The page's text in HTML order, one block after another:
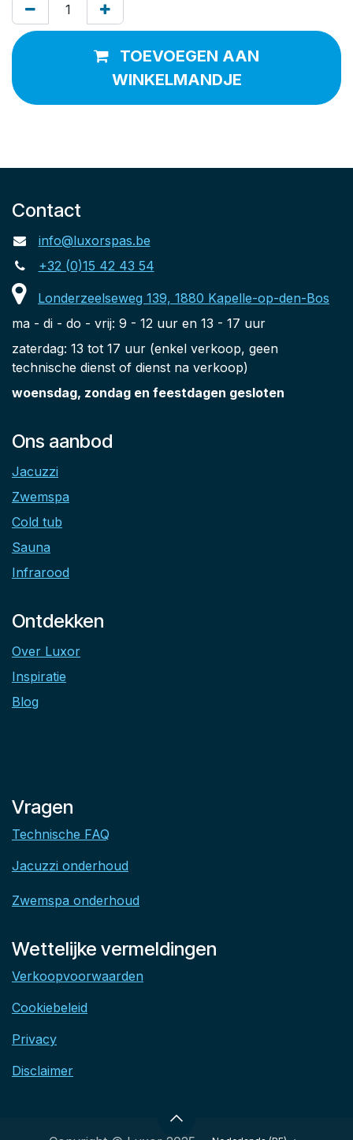
TOEVOEGEN AAN
WINKELMANDJE
Contact
info@luxorspas.be
+32 (0)15 42 43 54
Londerzeelseweg 139, 1880 Kapelle-op-den-Bos
ma - di - do - vrij: 9 - 12 uur en 13 - 17 uur
zaterdag: 13 tot 17 uur (enkel verkoop, geen
technische dienst of dienst na verkoop)
woensdag, zondag en feestdagen gesloten
Ons aanbod
Jacuzzi
Zwemspa
Cold tub
Sauna
Infrarood
Ontdekken
Over Luxor
Inspiratie
Blog
Vragen
Technische FAQ
Jacuzzi onderhoud
Zwemspa onderhoud
Wettelijke vermeldingen
Verkoopvoorwaarden
Cookiebeleid
Privacy
Disclaimer